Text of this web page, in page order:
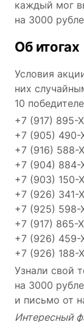
каждый мог
на 3000
Об итогах
Условия
них
10
+7 (917) 895-
+7 (905) 490-
+7 (916) 588-
+7 (904) 884-
+7 (903) 150-
+7 (926) 341-
+7 (925) 598-
+7 (917) 865-
+7 (926) 459-
+7 (926) 188-
Узнали свой
на 3000
и письмо от
Интересный